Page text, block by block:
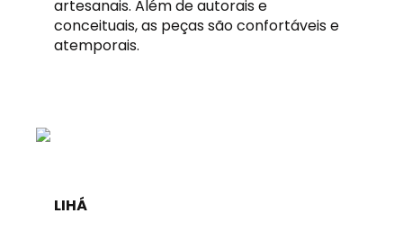
artesanais. Além de autorais e
conceituais, as peças são confortáveis e
atemporais.
LIHÁ